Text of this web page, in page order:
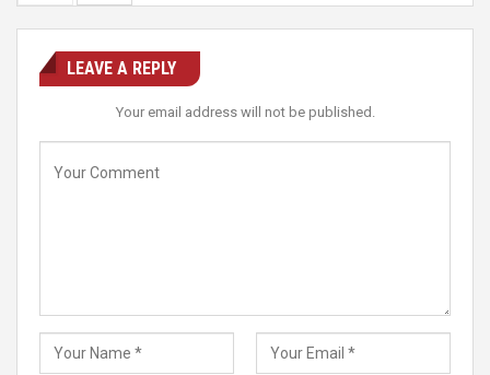
LEAVE A REPLY
Your email address will not be published.